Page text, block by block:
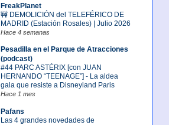
FreakPlanet
🚧 DEMOLICIÓN del TELEFÉRICO DE
MADRID (Estación Rosales) | Julio 2026
Hace 4 semanas
Pesadilla en el Parque de Atracciones
(podcast)
#44 PARC ASTÉRIX [con JUAN
HERNANDO “TEENAGE”] - La aldea
gala que resiste a Disneyland Paris
Hace 1 mes
Pafans
Las 4 grandes novedades de